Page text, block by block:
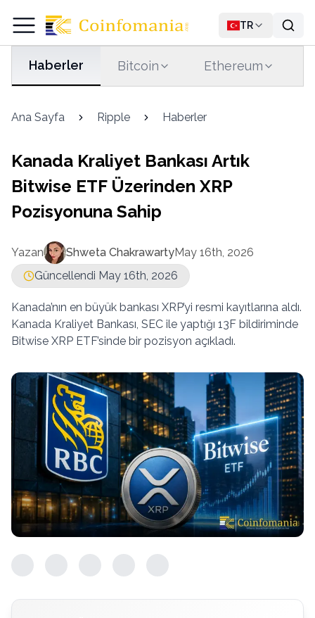
TR
Haberler Bitcoin Ethereum
Ana Sayfa Ripple Haberler
Kanada Kraliyet Bankası Artık
Bitwise ETF Üzerinden XRP
Pozisyonuna Sahip
Yazan Shweta ChakrawartyMay 16th, 2026
Güncellendi May 16th, 2026
Kanada’nın en büyük bankası XRP’yi resmi kayıtlarına aldı.
Kanada Kraliyet Bankası, SEC ile yaptığı 13F bildiriminde
Bitwise XRP ETF’sinde bir pozisyon açıkladı.